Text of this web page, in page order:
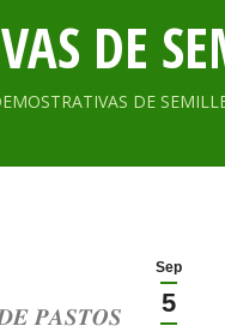
DE
DE
Sep
5
𝑷𝑨𝑺𝑻𝑶𝑺